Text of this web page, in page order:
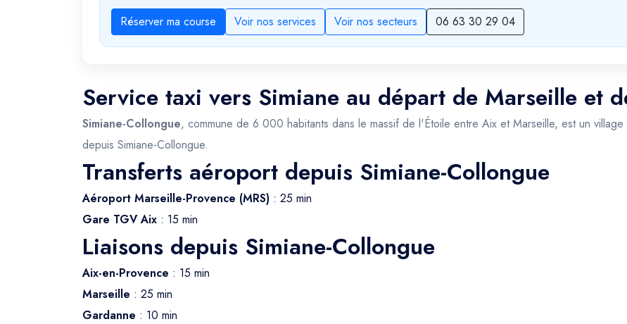
Réserver ma course
Voir nos services Voir nos secteurs 06 63 30 29 04
Service taxi vers Simiane au départ de Marseille et
Simiane-Collongue, commune de 6 000 habitants dans le massif de l'Étoile entre Aix et Marseille, est un
depuis Simiane-Collongue.
Transferts aéroport depuis Simiane-Collongue
Aéroport Marseille-Provence (MRS) : 25 min
Gare TGV Aix : 15 min
Liaisons depuis Simiane-Collongue
Aix-en-Provence : 15 min
Marseille : 25 min
Gardanne : 10 min